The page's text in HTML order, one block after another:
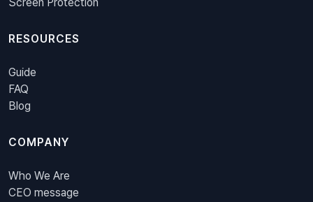
RESOURCES
Guide
FAQ
Blog
COMPANY
Who We Are
CEO message